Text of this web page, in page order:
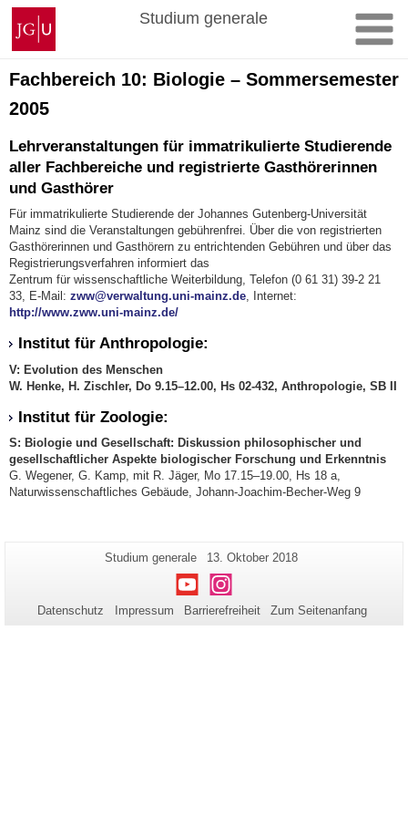
Zum
Inhalt
springen
Johannes
Gutenberg-
Universität
Mainz
Studium generale
Fachbereich 10: Biologie – Sommersemester
2005
Lehrveranstaltungen für immatrikulierte Studierende
aller Fachbereiche und registrierte Gasthörerinnen
und Gasthörer
Für immatrikulierte Studierende der Johannes Gutenberg-Universität
Mainz sind die Veranstaltungen gebührenfrei. Über die von registrierten
Gasthörerinnen und Gasthörern zu entrichtenden Gebühren und über das
Registrierungsverfahren informiert das
Zentrum für wissenschaftliche Weiterbildung, Telefon (0 61 31) 39-2 21
33, E-Mail: zww@verwaltung.uni-mainz.de, Internet:
http://www.zww.uni-mainz.de/
Institut für Anthropologie:
V: Evolution des Menschen
W. Henke, H. Zischler, Do 9.15–12.00, Hs 02-432, Anthropologie, SB II
Institut für Zoologie:
S: Biologie und Gesellschaft: Diskussion philosophischer und
gesellschaftlicher Aspekte biologischer Forschung und Erkenntnis
G. Wegener, G. Kamp, mit R. Jäger, Mo 17.15–19.00, Hs 18 a,
Naturwissenschaftliches Gebäude, Johann-Joachim-Becher-Weg 9
Zusätzliche
Informationen
zu
dieser
Seiten-
Studium generale
Letzte
Aktualisierung:
13. Oktober 2018
YoutubeInstagram
Datenschutz Impressum Barrierefreiheit Zum Seitenanfang